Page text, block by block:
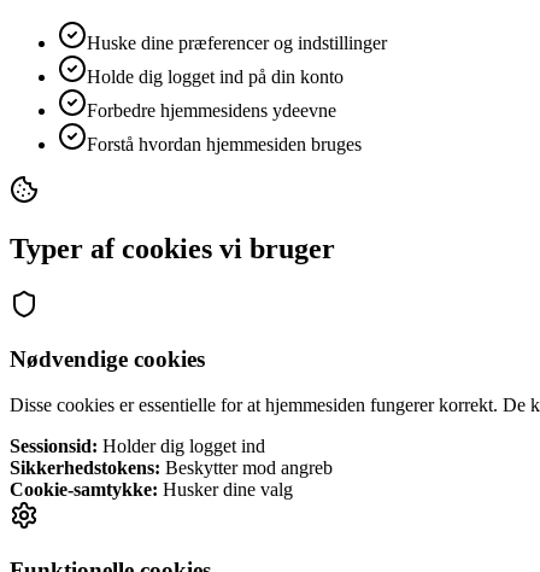
Huske dine præferencer og indstillinger
Holde dig logget ind på din konto
Forbedre hjemmesidens ydeevne
Forstå hvordan hjemmesiden bruges
Typer af cookies vi bruger
Nødvendige cookies
Disse cookies er essentielle for at hjemmesiden fungerer korrekt. De
Sessionsid: Holder dig logget ind
Sikkerhedstokens: Beskytter mod angreb
Cookie-samtykke: Husker dine valg